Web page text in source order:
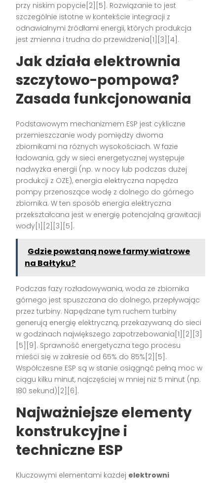
przy niskim popycie[2][5]. Rozwiązanie to jest
szczególnie istotne w kontekście integracji z
odnawialnymi źródłami energii, których produkcja
jest zmienna i trudna do przewidzenia[1][3][4].
Jak działa elektrownia
szczytowo-pompowa?
Zasada funkcjonowania
Podstawowym mechanizmem ESP jest cykliczne
przemieszczanie wody pomiędzy dwoma
zbiornikami na różnych wysokościach. W fazie
ładowania, gdy w sieci energetycznej występuje
nadwyżka energii (np. w nocy lub podczas dużej
produkcji z OZE), energia elektryczna napędza
pompy przenoszące wodę z dolnego do górnego
zbiornika. W ten sposób energia elektryczna
przekształcana jest w energię potencjalną grawitacji
wody[1][2][3][5].
Gdzie powstaną nowe farmy wiatrowe
na Bałtyku?
Podczas fazy rozładowywania, woda ze zbiornika
górnego jest spuszczana do dolnego, przepływając
przez turbiny. Napędzane tym ruchem turbiny
generują energię elektryczną, przekazywaną do sieci
w godzinach największego zapotrzebowania[1][2][3]
[5][9]. Sprawność energetyczna tego procesu
mieści się w zakresie od 65% do 85%[2][5].
Współczesne ESP są w stanie osiągnąć pełną moc w
ciągu kilku minut, najczęściej w mniej niż 5 minut (np.
180 sekund)[2][6].
Najważniejsze elementy
konstrukcyjne i
techniczne ESP
Kluczowymi elementami każdej elektrowni